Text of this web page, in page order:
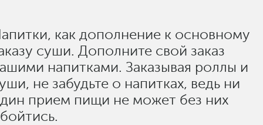
как дополнение к основному
суши. Дополните свой заказ
напитками. Заказывая роллы и
не забудьте о напитках, ведь ни
прием пищи не может без них